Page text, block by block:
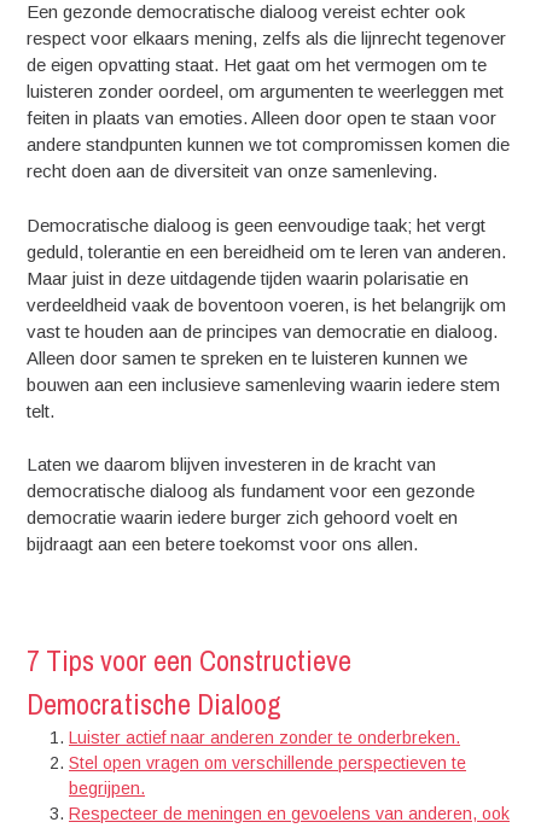
Een gezonde democratische dialoog vereist echter ook
respect voor elkaars mening, zelfs als die lijnrecht tegenover
de eigen opvatting staat. Het gaat om het vermogen om te
luisteren zonder oordeel, om argumenten te weerleggen met
feiten in plaats van emoties. Alleen door open te staan voor
andere standpunten kunnen we tot compromissen komen die
recht doen aan de diversiteit van onze samenleving.
Democratische dialoog is geen eenvoudige taak; het vergt
geduld, tolerantie en een bereidheid om te leren van anderen.
Maar juist in deze uitdagende tijden waarin polarisatie en
verdeeldheid vaak de boventoon voeren, is het belangrijk om
vast te houden aan de principes van democratie en dialoog.
Alleen door samen te spreken en te luisteren kunnen we
bouwen aan een inclusieve samenleving waarin iedere stem
telt.
Laten we daarom blijven investeren in de kracht van
democratische dialoog als fundament voor een gezonde
democratie waarin iedere burger zich gehoord voelt en
bijdraagt aan een betere toekomst voor ons allen.
7 Tips voor een Constructieve
Democratische Dialoog
Luister actief naar anderen zonder te onderbreken.
Stel open vragen om verschillende perspectieven te
begrijpen.
Respecteer de meningen en gevoelens van anderen, ook